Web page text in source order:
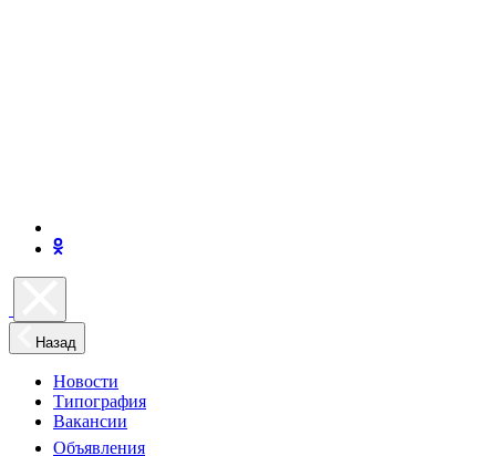
Назад
Новости
Типография
Вакансии
Объявления